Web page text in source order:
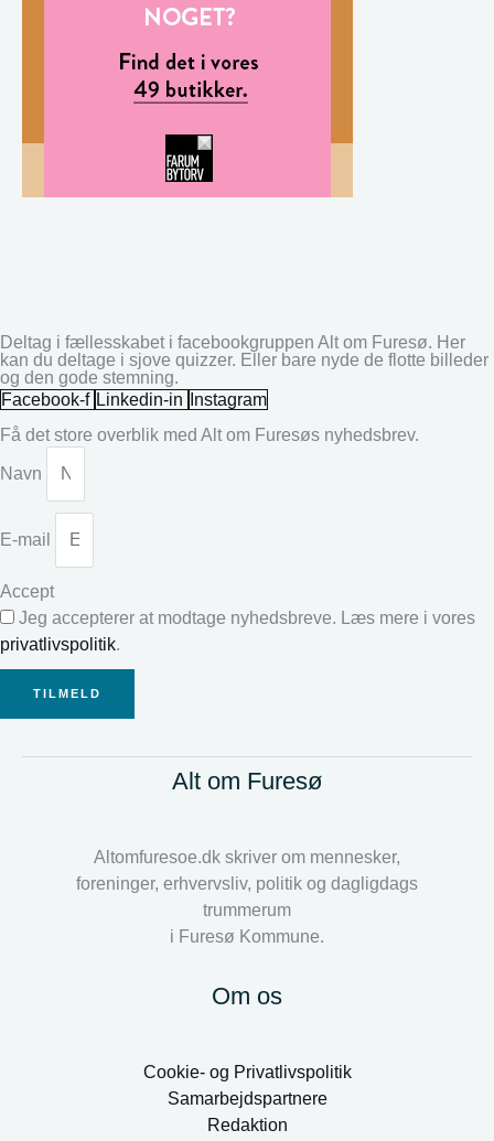
Deltag i fællesskabet i facebookgruppen Alt om Furesø. Her
kan du deltage i sjove quizzer. Eller bare nyde de flotte billeder
og den gode stemning.
Facebook-f Linkedin-in
Instagram
Få det store overblik med Alt om Furesøs nyhedsbrev.
Navn
E-mail
Accept
Jeg accepterer at modtage nyhedsbreve. Læs mere i vores
privatlivspolitik.
TILMELD
Alt om Furesø
Altomfuresoe.dk skriver om mennesker,
foreninger, erhvervsliv, politik og dagligdags
trummerum
i Furesø Kommune.
Om os
Cookie- og Privatlivspolitik
Samarbejdspartnere
Redaktion